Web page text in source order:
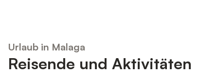
Urlaub in Malaga
Reisende und Aktivitäten